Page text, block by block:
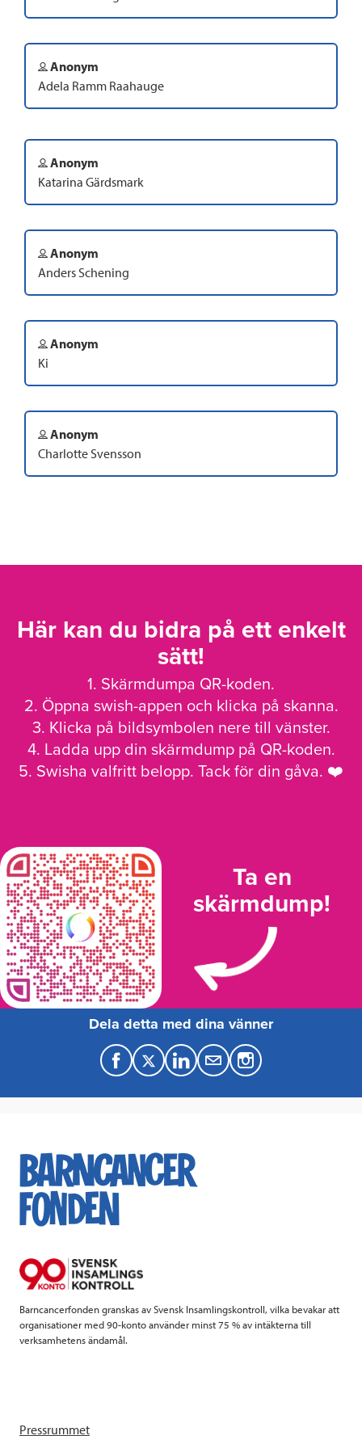
Anonym
Adela Ramm Raahauge
Anonym
Katarina Gärdsmark
Anonym
Anders Schening
Anonym
Ki
Anonym
Charlotte Svensson
Här kan du bidra på ett enkelt
sätt!
1. Skärmdumpa QR-koden.
2. Öppna swish-appen och klicka på skanna.
3. Klicka på bildsymbolen nere till vänster.
4. Ladda upp din skärmdump på QR-koden.
5. Swisha valfritt belopp. Tack för din gåva. ❤️
Ta en
skärmdump!
Dela detta med dina vänner
F
a
e
b
k
T
w
t
t
L
i
k
e
M
a
Barncancerfonden granskas av Svensk Insamlingskontroll, vilka bevakar att
organisationer med 90-konto använder minst 75 % av intäkterna till
verksamhetens ändamål.
Pressrummet